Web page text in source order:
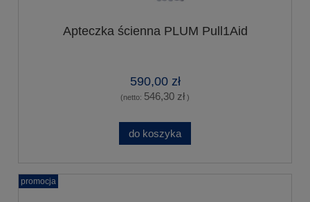
Apteczka ścienna PLUM Pull1Aid
590,00 zł
(netto: 546,30 zł )
do koszyka
promocja